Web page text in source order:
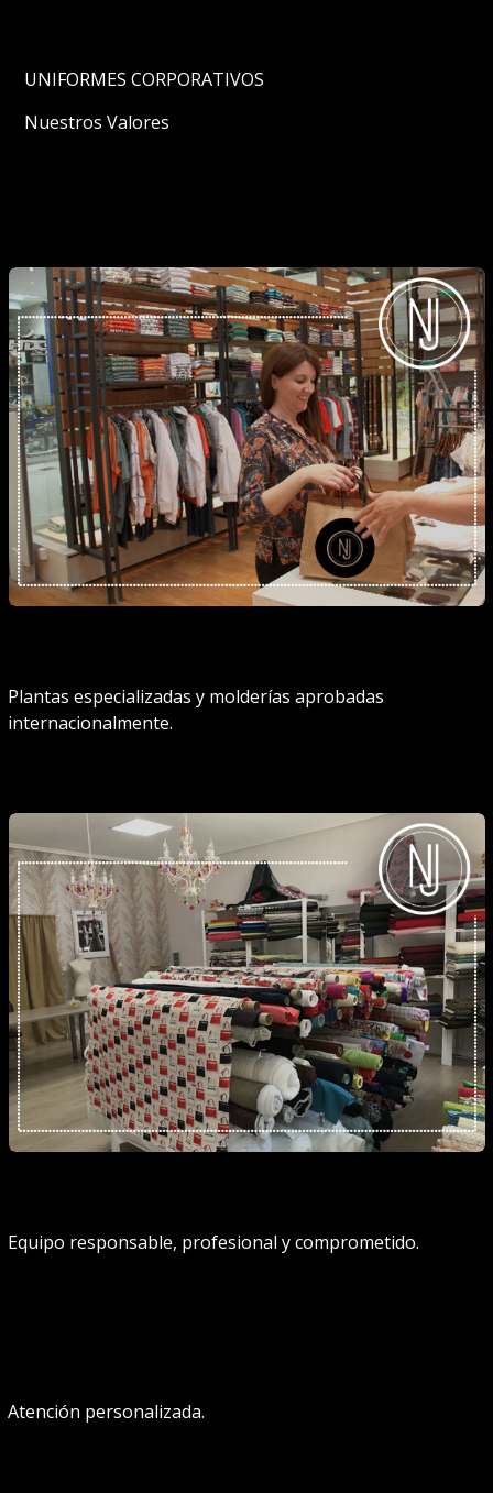
UNIFORMES CORPORATIVOS
Nuestros Valores
Plantas especializadas y molderías aprobadas
internacionalmente.
Equipo responsable, profesional y comprometido.
Atención personalizada.